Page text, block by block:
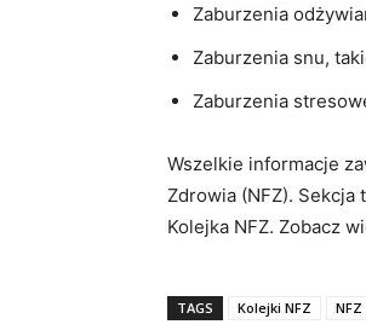
Zaburzenia
Zaburzenia snu,
Zaburzenia
Wszelkie informacje
Zdrowia (NFZ). Sekcja
Kolejka NFZ. Zobacz
TAGS Kolejki NFZ NFZ